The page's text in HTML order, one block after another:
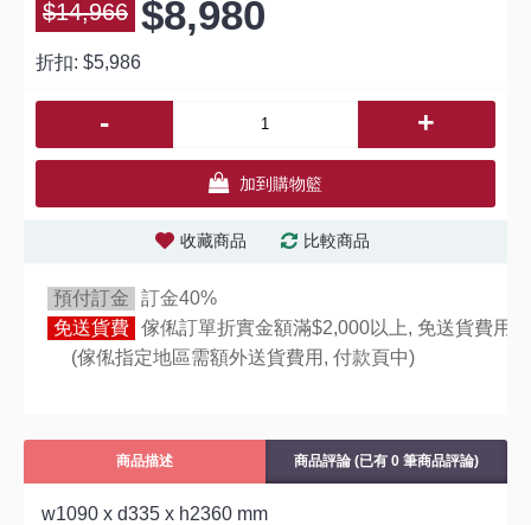
$14,966 $8,980
折扣: $5,986
- +
加到購物籃
收藏商品 比較商品
預付訂金
訂金40%
免送貨費 傢俬訂單折實金額滿$2,000以上, 免送貨費用,
(傢俬指定地區需額外送貨費用, 付款頁中)
商品描述 商品評論 (已有 0 筆商品評論)
w1090 x d335 x h2360 mm